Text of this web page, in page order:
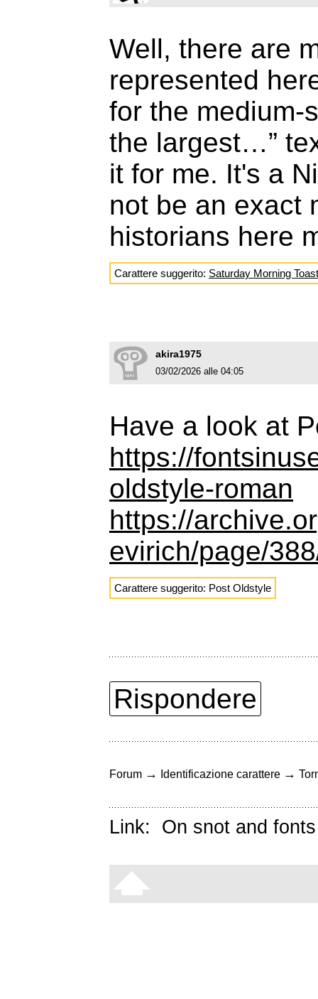
Well, there are
represented
for the medium-
the largest…”
it for me. It's a
not be an exact
historians here
Carattere suggerito: Saturday Morning Toast
akira1975
03/02/2026 alle 04:05
Have a look at
https://
oldstyle-roman
https://
evirich/page/
Carattere suggerito: Post Oldstyle
Rispondere
Forum → Identificazione carattere →
Link: On snot and fonts